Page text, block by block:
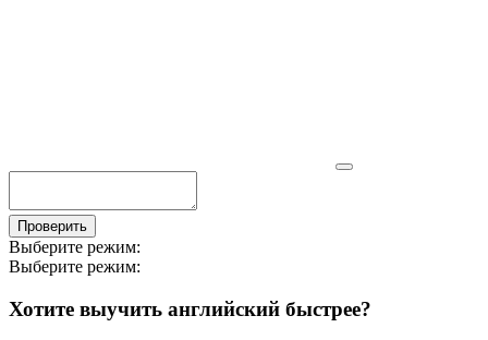
Проверить
Выберите режим:
Выберите режим:
Хотите выучить английский быстрее?